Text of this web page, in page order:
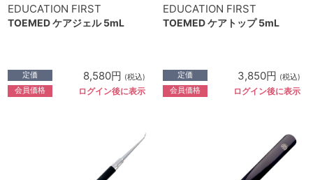
EDUCATION FIRST
TOEMED ケアジェル 5mL
定価 8,580円 (税込)
会員価格 ログイン後に表示
EDUCATION FIRST
TOEMED ケアトップ 5mL
定価 3,850円 (税込)
会員価格 ログイン後に表示